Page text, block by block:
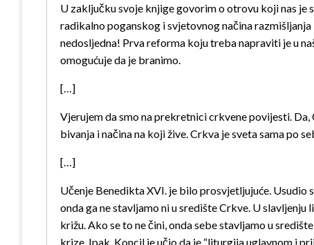
U zaključku svoje knjige govorim o otrovu koji nas je
radikalno poganskog i svjetovnog načina
nedosljedna! Prva reforma koju treba napraviti je u
omogućuje da je branimo.
[…]
Vjerujem da smo na prekretnici crkvene povijesti.
bivanja i načina na koji žive. Crkva je sveta sama po
[…]
Učenje Benedikta XVI. je bilo prosvjetljujuće. Usudio
onda ga ne stavljamo ni u središte Crkve. U
križu. Ako se to ne čini, onda sebe stavljamo u
krize. Ipak, Koncil je učio da je “liturgija uglavnom i